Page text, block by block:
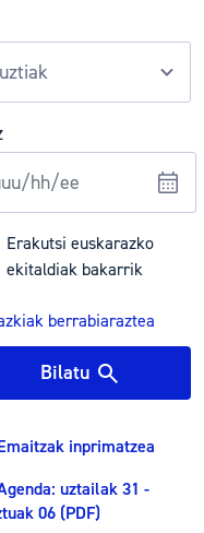
hiria
Erakutsi euskarazko
ekitaldiak bakarrik
berrabiaraztea
Bilatu
inprimatzea
uztailak 31 -
06 (PDF)